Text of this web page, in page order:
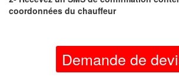
coordonnées du chauffeur
Demande de